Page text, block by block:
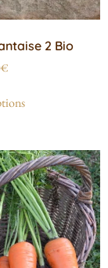
2 Bio
€